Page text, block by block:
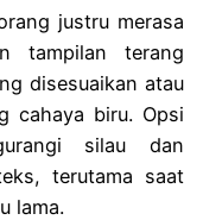
justru merasa
tampilan terang
disesuaikan atau
cahaya biru. Opsi
silau dan
terutama saat
lama.